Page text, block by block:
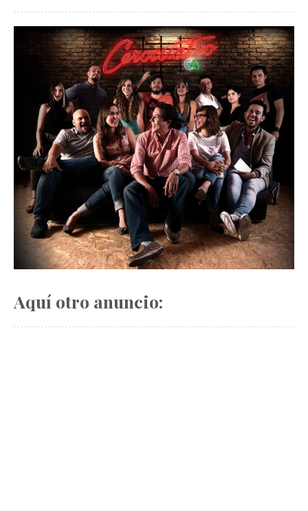
Aquí otro anuncio: